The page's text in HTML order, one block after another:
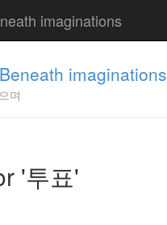
imaginations
imaginations
며
'투표'